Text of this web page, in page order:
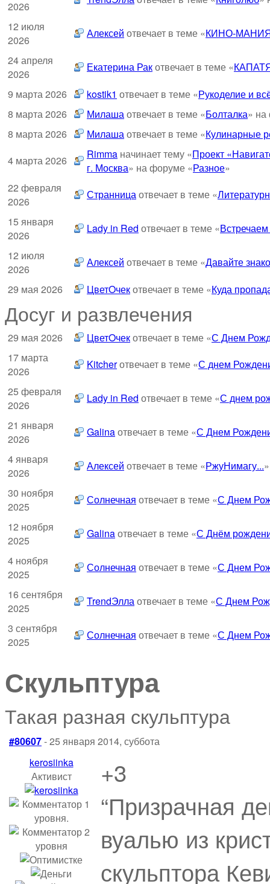
2026
12 июля
2026
Алексей отвечает в теме «КИНО-
24 апреля
2026
Екатерина Ракотвечает в теме «
9 марта 2026
kostik1 отвечает в теме «Рукоделие и
8 марта 2026
Милашаотвечает в теме «Болталка»
8 марта 2026
Милашаотвечает в теме «Кулинарные
4 марта 2026
Rimma начинает тему «Проект
г. Москва» на форуме «Разное»
22 февраля
2026
Странницаотвечает в теме «
15 января
2026
Lady in Red отвечает в теме «
12 июля
2026
Алексей отвечает в теме «Давайте
29 мая 2026
ЦветOчекотвечает в теме «Куда
Досуг и развлечения
29 мая 2026 ЦветOчекотвечает в теме «С Днем
17 марта
2026
Kitcherотвечает в теме «С днем
25 февраля
2026
Lady in Red отвечает в теме «С днем
21 января
2026
Galinaотвечает в теме «С Днем
4 января
2026
Алексей отвечает в теме «РжуНимагу...
30 ноября
2025
Солнечная отвечает в теме «С Днем
12 ноября
2025
Galinaотвечает в теме «С Днём
4 ноября
2025
Солнечная отвечает в теме «С Днем
16 сентября
2025
TrendЭллаотвечает в теме «С Днем
3 сентября
2025
Солнечная отвечает в теме «С Днем
Скульптура
Такая разная скульптура
#80607- 25 января 2014, суббота
kerosiinka
Активист
+3
“Призрачная
вуалью из
скульптора